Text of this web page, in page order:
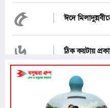
৫ ঈদে
৬
ঠিক কয়টায়
হরমুজ প্রণালি
আছে এতে